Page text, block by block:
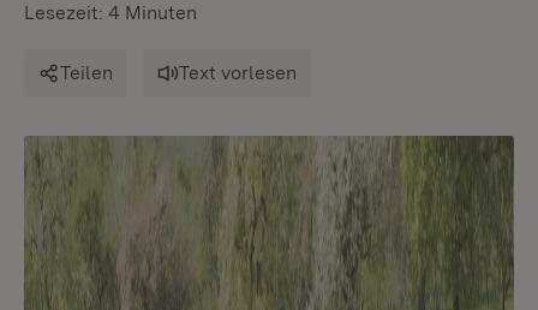
Lesezeit: 4 Minuten
Teilen Text vorlesen